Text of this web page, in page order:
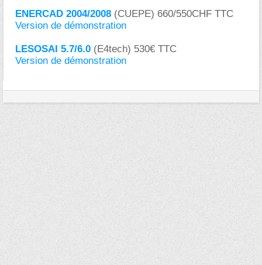
ENERCAD 2004/2008 (CUEPE) 660/550CHF TTC
Version de démonstration
LESOSAI 5.7/6.0 (E4tech) 530€ TTC
Version de démonstration